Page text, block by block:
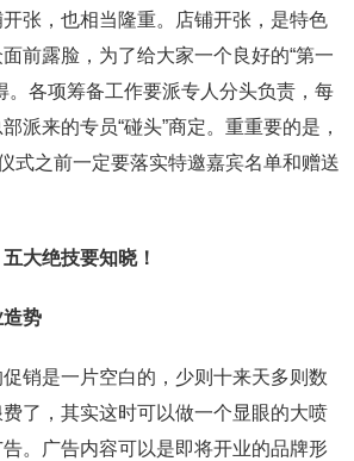
张，也相当隆重。店铺开张，是特色
前露脸，为了给大家一个良好的“第一
。各项筹备工作要派专人分头负责，每
派来的专员“碰头”商定。重重要的是，
式之前一定要落实特邀嘉宾名单和赠送
大绝技要知晓！
势
销是一片空白的，少则十来天多则数
了，其实这时可以做一个显眼的大喷
。广告内容可以是即将开业的品牌形